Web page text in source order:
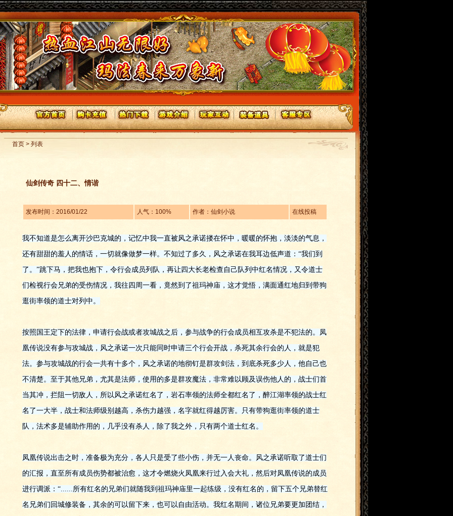
首页 > 列表
仙剑传奇 四十二、情谐
发布时间：2016/01/22 人气：100% 作者：仙剑小说 在线投稿
我不知道是怎么离开沙巴克城的，记忆中我一直被风之承诺搂在怀中，暖暖的怀抱，淡淡的气息，
还有甜甜的羞人的情话，一切就像做梦一样。不知过了多久，风之承诺在我耳边低声道：“我们到
了。”跳下马，把我也抱下，令行会成员列队，再让四大长老检查自己队列中红名情况，又令道士
们检视行会兄弟的受伤情况，我往四周一看，竟然到了祖玛神庙，这才觉悟，满面通红地归到带狗
逛街率领的道士对列中。
按照国王定下的法律，申请行会战或者攻城战之后，参与战争的行会成员相互攻杀是不犯法的。凤
凰传说没有参与攻城战，风之承诺一次只能同时申请三个行会开战，杀死其余行会的人，就是犯
法。参与攻城战的行会一共有十多个，风之承诺的地彻钉是群攻剑法，到底杀死多少人，他自己也
不清楚。至于其他兄弟，尤其是法师，使用的多是群攻魔法，非常难以顾及误伤他人的，战士们首
当其冲，拦阻一切敌人，所以风之承诺红名了，岩石率领的法师全都红名了，醉江湖率领的战士红
名了一大半，战士和法师级别越高，杀伤力越强，名字就红得越厉害。只有带狗逛街率领的道士
队，法术多是辅助作用的，几乎没有杀人，除了我之外，只有两个道士红名。
凤凰传说出击之时，准备极为充分，各人只是受了些小伤，并无一人丧命。风之承诺听取了道士们
的汇报，直至所有成员伤势都被治愈，这才令燃烧火凤凰来行过入会大礼，然后对凤凰传说的成员
进行调派：“......所有红名的兄弟们就随我到祖玛神庙里一起练级，没有红名的，留下五个兄弟替红
名兄弟们回城修装备，其余的可以留下来，也可以自由活动。我红名期间，诸位兄弟要更加团结，